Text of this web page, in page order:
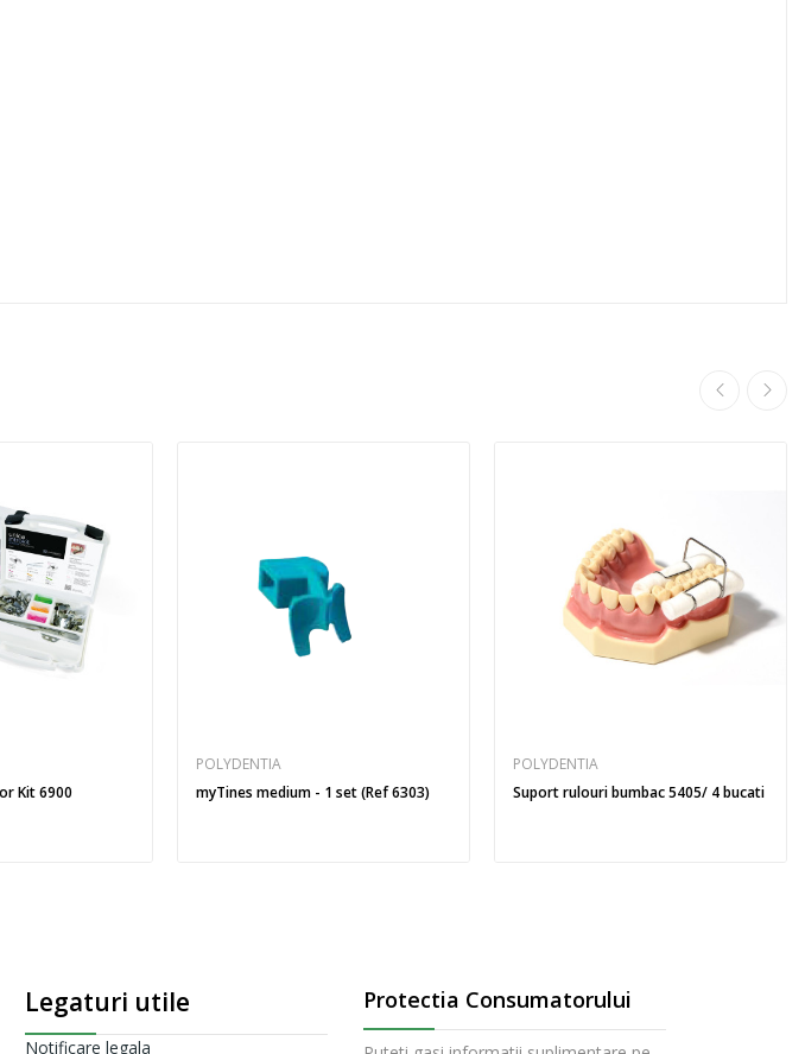
Kit 6900
POLYDENTIA
myTines medium - 1 set (Ref 6303)
POLYDENTIA
Suport rulouri bumbac 5405/ 4 bucati
Legaturi utile
Notificare legala
Protectia Consumatorului